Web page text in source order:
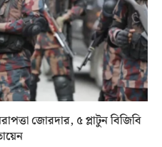
জোরদার, ৫ প্লাটুন বিজিবি